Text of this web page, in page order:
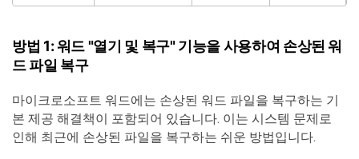
방법 1: 워드 "열기 및 복구" 기능을 사용하여 손상된 워
드 파일 복구
마이크로소프트 워드에는 손상된 워드 파일을 복구하는 기
본 제공 해결책이 포함되어 있습니다. 이는 시스템 문제로
인해 최근에 손상된 파일을 복구하는 쉬운 방법입니다.